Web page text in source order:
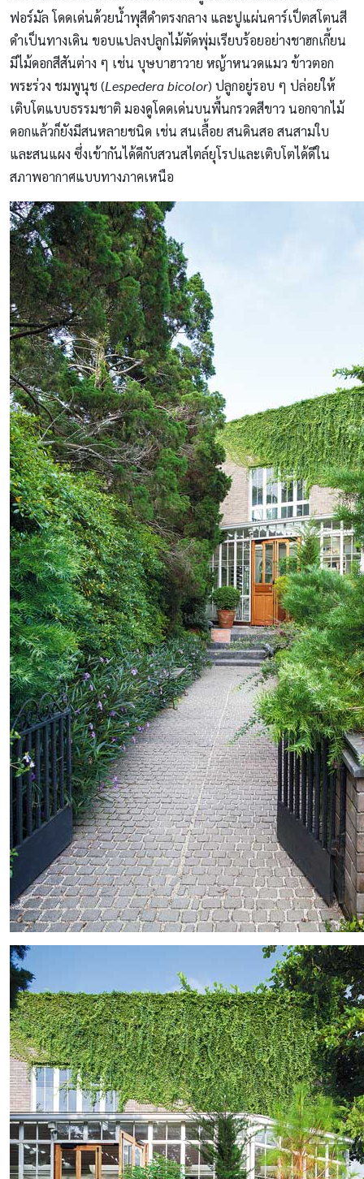
ฟอร์มัล โดดเด่นด้วยน้ำพุสีดำตรงกลาง และปูแผ่นคาร์เป็ตสโตนสี
ดำเป็นทางเดิน ขอบแปลงปลูกไม้ตัดพุ่มเรียบร้อยอย่างชาฮกเกี้ยน
มีไม้ดอกสีสันต่าง ๆ เช่น บุษบาฮาวาย หญ้าหนวดแมว ข้าวตอก
พระร่วง ชมพูนุช (Lespedera bicolor) ปลูกอยู่รอบ ๆ ปล่อยให้
เติบโตแบบธรรมชาติ มองดูโดดเด่นบนพื้นกรวดสีขาว นอกจากไม้
ดอกแล้วก็ยังมีสนหลายชนิด เช่น สนเลื้อย สนดินสอ สนสามใบ
และสนแผง ซึ่งเข้ากันได้ดีกับสวนสไตล์ยุโรปและเติบโตได้ดีใน
สภาพอากาศแบบทางภาคเหนือ